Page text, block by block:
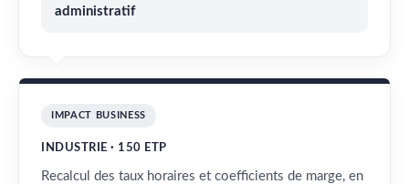
administratif
IMPACT BUSINESS
INDUSTRIE · 150 ETP
Recalcul des taux horaires et coefficients de marge, en